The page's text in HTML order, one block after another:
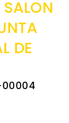
Territorial -
DE
00004